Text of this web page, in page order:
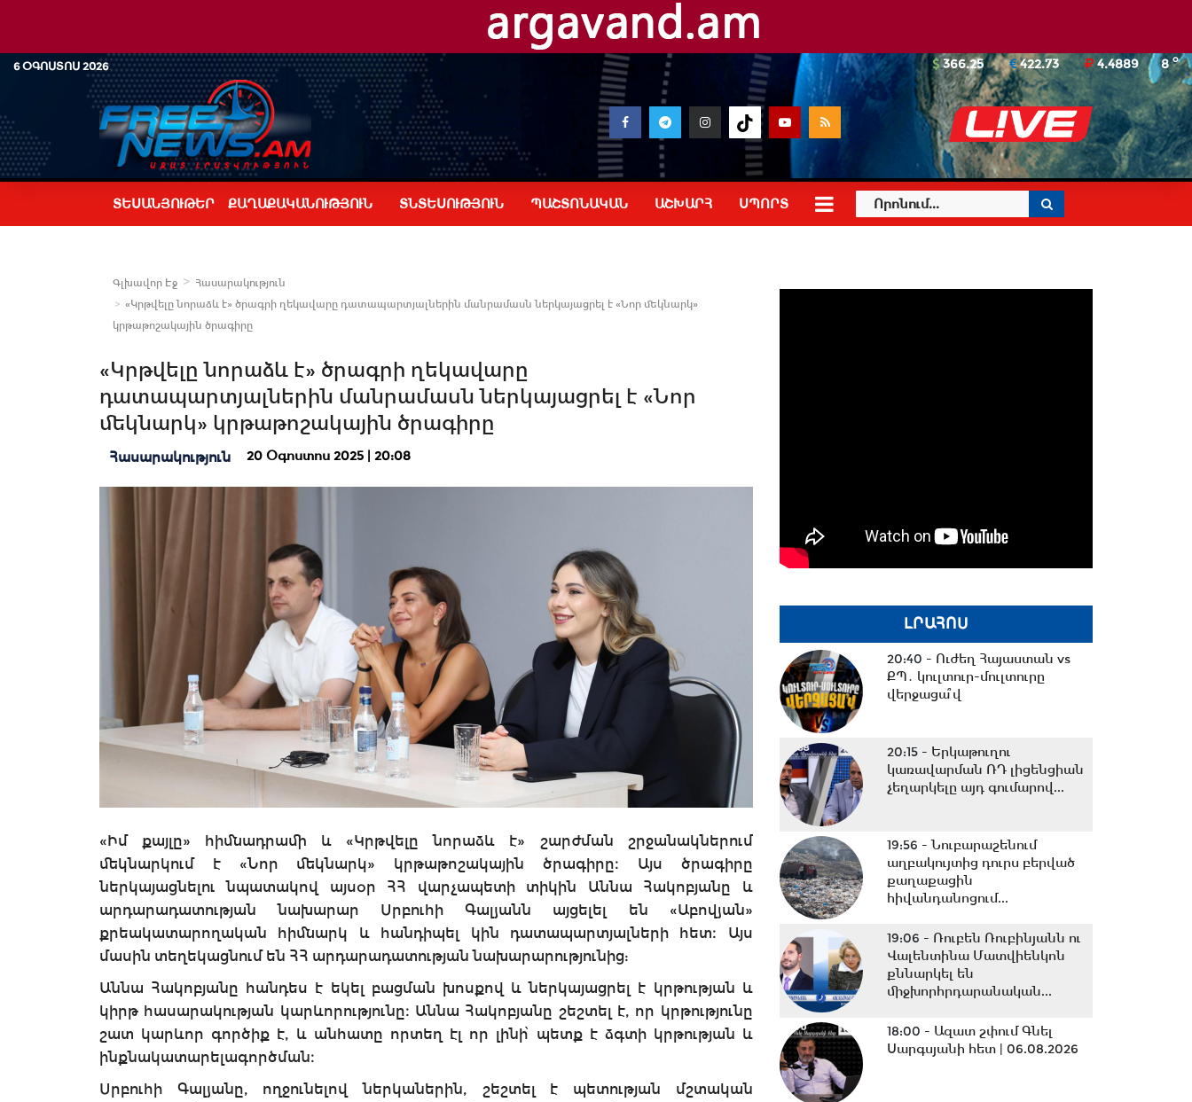
6 ՕԳՈՍՏՈՍ 2026 8o
366.25 422.73 4.4889
ՏԵՍԱՆՅՈՒԹԵՐ ՔԱՂԱՔԱԿԱՆՈՒԹՅՈՒՆ ՏՆՏԵՍՈՒԹՅՈՒՆ ՊԱՇՏՈՆԱԿԱՆ ԱՇԽԱՐՀ ՍՊՈՐՏ
Գլխավոր Էջ
Հասարակություն
«Կրթվելը նորաձև է» ծրագրի ղեկավարը դատապարտյալներին մանրամասն ներկայացրել է «Նոր մեկնարկ»
կրթաթոշակային ծրագիրը
«Կրթվելը նորաձև է» ծրագրի ղեկավարը
դատապարտյալներին մանրամասն ներկայացրել է «Նոր
մեկնարկ» կրթաթոշակային ծրագիրը
Հասարակություն 20 Օգոստոս 2025 | 20:08
«Իմ քայլը» հիմնադրամի և «Կրթվելը նորաձև է» շարժման շրջանակներում
մեկնարկում է «Նոր մեկնարկ» կրթաթոշակային ծրագիրը։ Այս ծրագիրը
ներկայացնելու նպատակով այսօր ՀՀ վարչապետի տիկին Աննա Հակոբյանը և
արդարադատության նախարար Սրբուհի Գալյանն այցելել են «Աբովյան»
քրեակատարողական հիմնարկ և հանդիպել կին դատապարտյալների հետ։ Այս
մասին տեղեկացնում են ՀՀ արդարադատության նախարարությունից:
Աննա Հակոբյանը հանդես է եկել բացման խոսքով և ներկայացրել է կրթության և
կիրթ հասարակության կարևորությունը։ Աննա Հակոբյանը շեշտել է, որ կրթությունը
շատ կարևոր գործիք է, և անհատը որտեղ էլ որ լինի՝ պետք է ձգտի կրթության և
ինքնակատարելագործման։
Սրբուհի Գալյանը, ողջունելով ներկաներին, շեշտել է պետության մշտական
ԼՐԱՀՈՍ
20:40 - Ուժեղ Հայաստան vs
ՔՊ․ կուլտուր-մուլտուրը
վերջացա՞վ
20:15 - Երկաթուղու
կառավարման ՌԴ լիցենցիան
չեղարկելը այդ գումարով...
19:56 -Նուբարաշենում
աղբակույտից դուրս բերված
քաղաքացին
հիվանդանոցում...
19:06 - Ռուբեն Ռուբինյանն ու
Վալենտինա Մատվիենկոն
քննարկել են
միջխորհրդարանական...
18:00 - Ազատ շփում Գնել
Սարգսյանի հետ | 06.08.2026